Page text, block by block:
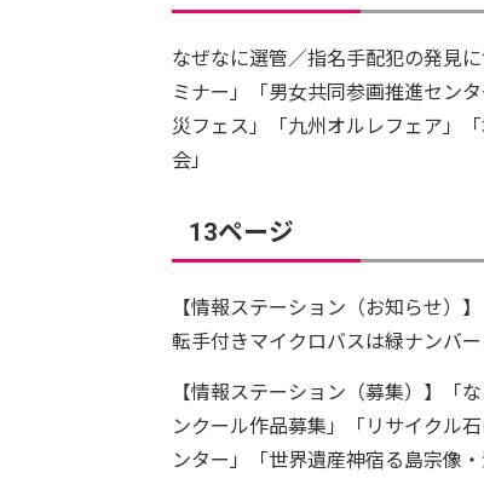
なぜなに選管／指名手配犯の発見
ミナー」「男女共同参画推進セン
災フェス」「九州オルレフェア」
会」
13ページ
【情報ステーション（お知らせ）
転手付きマイクロバスは緑ナンバー
【情報ステーション（募集）】「
ンクール作品募集」「リサイクル
ンター」「世界遺産神宿る島宗像